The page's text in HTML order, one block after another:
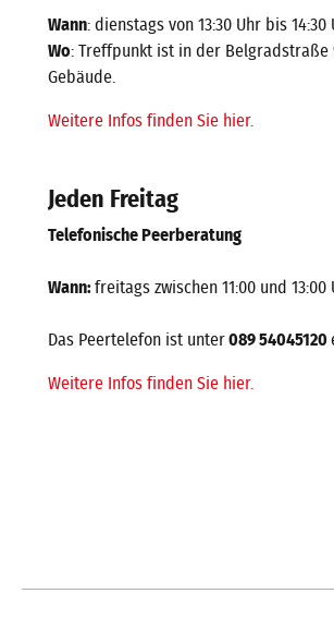
Wann: dienstags von 13:30 Uhr bis 14:30
Wo: Treffpunkt ist in der Belgradstraße
Gebäude.
Weitere Infos finden Sie hier.
Jeden Freitag
Telefonische Peerberatung
Wann:freitags zwischen 11:00 und 13:00
Das Peertelefon ist unter089 54045120
Weitere Infos finden Sie hier.